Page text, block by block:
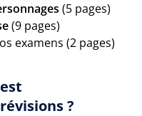
(5 pages)
(9 pages)
examens (2 pages)
?